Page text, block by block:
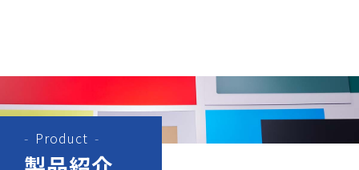
Product